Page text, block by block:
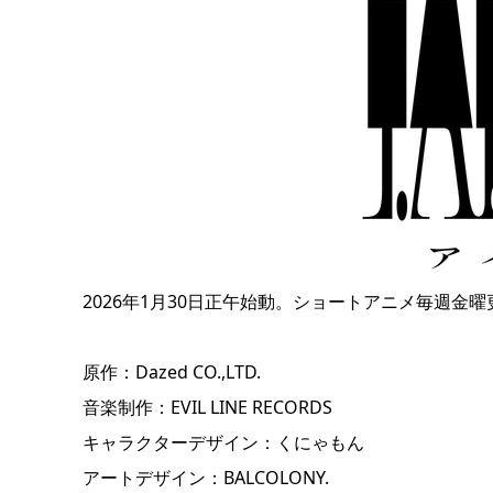
2026年1月30日正午始動。ショートアニメ毎週金曜
原作：Dazed CO.,LTD.
音楽制作：EVIL LINE RECORDS
キャラクターデザイン：くにゃもん
アートデザイン：BALCOLONY.